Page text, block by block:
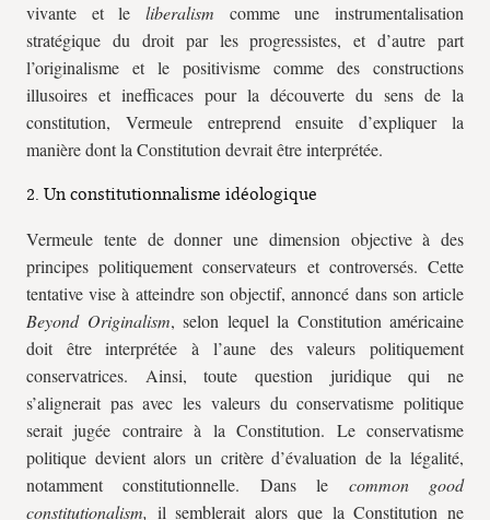
vivante et le liberalism comme une instrumentalisation
stratégique du droit par les progressistes, et d’autre part
l’originalisme et le positivisme comme des constructions
illusoires et inefficaces pour la découverte du sens de la
constitution, Vermeule entreprend ensuite d’expliquer la
manière dont la Constitution devrait être interprétée.
2. Un constitutionnalisme idéologique
Vermeule tente de donner une dimension objective à des
principes politiquement conservateurs et controversés. Cette
tentative vise à atteindre son objectif, annoncé dans son article
Beyond Originalism, selon lequel la Constitution américaine
doit être interprétée à l’aune des valeurs politiquement
conservatrices. Ainsi, toute question juridique qui ne
s’alignerait pas avec les valeurs du conservatisme politique
serait jugée contraire à la Constitution. Le conservatisme
politique devient alors un critère d’évaluation de la légalité,
notamment constitutionnelle. Dans le common good
constitutionalism, il semblerait alors que la Constitution ne